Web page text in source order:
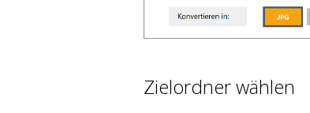
Zielordner wählen